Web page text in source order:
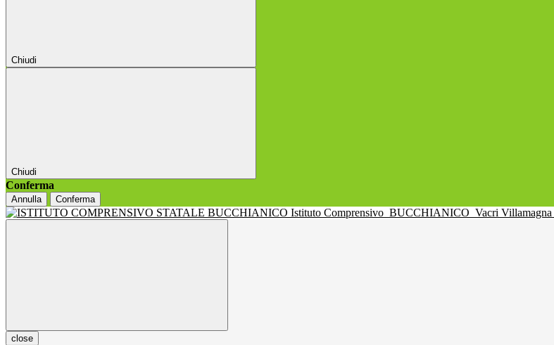
Chiudi
Chiudi
Conferma
Annulla Conferma
Istituto Comprensivo BUCCHIANICO Vacri Villamagna
close